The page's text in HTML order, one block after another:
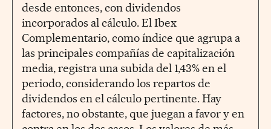
desde entonces, con dividendos
incorporados al cálculo. El Ibex
Complementario, como índice que agrupa a
las principales compañías de capitalización
media, registra una subida del 1,43% en el
periodo, considerando los repartos de
dividendos en el cálculo pertinente. Hay
factores, no obstante, que juegan a favor y en